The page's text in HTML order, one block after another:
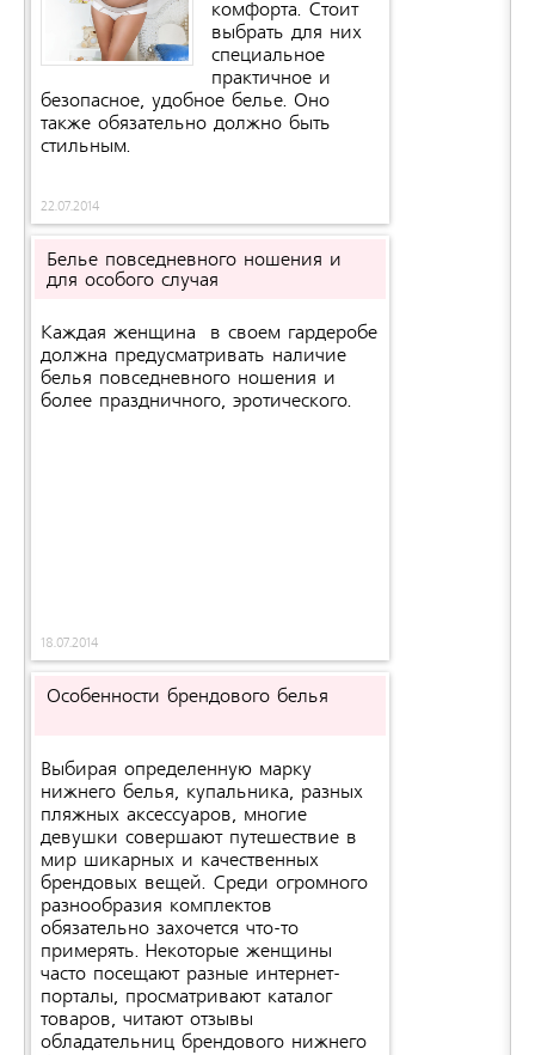
комфорта. Стоит
выбрать для них
специальное
практичное и
безопасное, удобное белье. Оно
также обязательно должно быть
стильным.
22.07.2014
Белье повседневного ношения и
для особого случая
Каждая женщина в своем гардеробе
должна предусматривать наличие
белья повседневного ношения и
более праздничного, эротического.
18.07.2014
Особенности брендового белья
Выбирая определенную марку
нижнего белья, купальника, разных
пляжных аксессуаров, многие
девушки совершают путешествие в
мир шикарных и качественных
брендовых вещей. Среди огромного
разнообразия комплектов
обязательно захочется что-то
примерять. Некоторые женщины
часто посещают разные интернет-
порталы, просматривают каталог
товаров, читают отзывы
обладательниц брендового нижнего